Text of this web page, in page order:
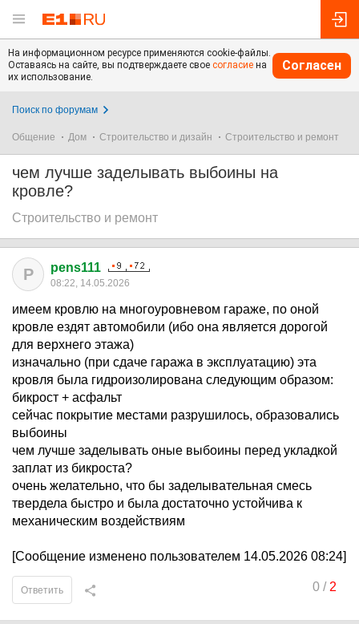
На информационном ресурсе применяются cookie-файлы.
Оставаясь на сайте, вы подтверждаете свое согласие на
их использование.
Согласен
Поиск по форумам
Общение Дом Строительство и дизайн Строительство и ремонт
чем лучше заделывать выбоины на
кровле?
Строительство и ремонт
P pens111
08:22, 14.05.2026
имеем кровлю на многоуровневом гараже, по оной
кровле ездят автомобили (ибо она является дорогой
для верхнего этажа)
изначально (при сдаче гаража в эксплуатацию) эта
кровля была гидроизолирована следующим образом:
бикрост + асфальт
сейчас покрытие местами разрушилось, образовались
выбоины
чем лучше заделывать оные выбоины перед укладкой
заплат из бикроста?
очень желательно, что бы заделывательная смесь
твердела быстро и была достаточно устойчива к
механическим воздействиям
[Сообщение изменено пользователем 14.05.2026 08:24]
0/ 2
Ответить